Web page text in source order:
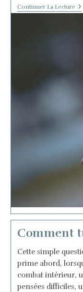
Continuer La LectureLa
Comment
Cette simple
prime abord,
combat intérieur,
pensées difficiles,